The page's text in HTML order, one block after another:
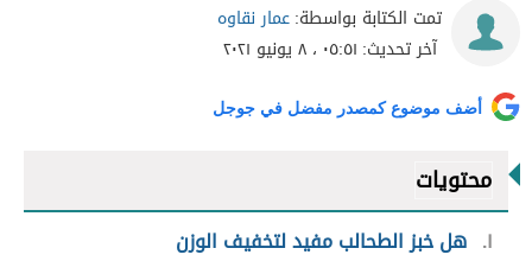
تمت الكتابة بواسطة:عمار نقاوه
آخر تحديث: ٠٥:٥١ ، ٨ يونيو ٢٠٢١
أضف موضوع كمصدر مفضل في جوجل
محتويات
١ هل خبز الطحالب مفيد لتخفيف الوزن